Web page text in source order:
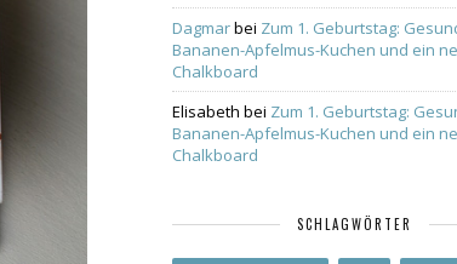
Dagmarbei Zum 1. Geburtstag:
Bananen-Apfelmus-Kuchen und ein
Chalkboard
Elisabeth bei Zum 1. Geburtstag:
Bananen-Apfelmus-Kuchen und ein
Chalkboard
SCHLAGWÖRTER